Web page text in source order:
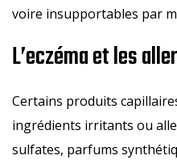
voire insupportables par
L’eczéma et les
Certains produits
ingrédients irritants ou
sulfates, parfums